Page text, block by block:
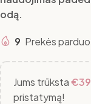
odą.
9 Prekės
Jums trūksta€
pristatymą!